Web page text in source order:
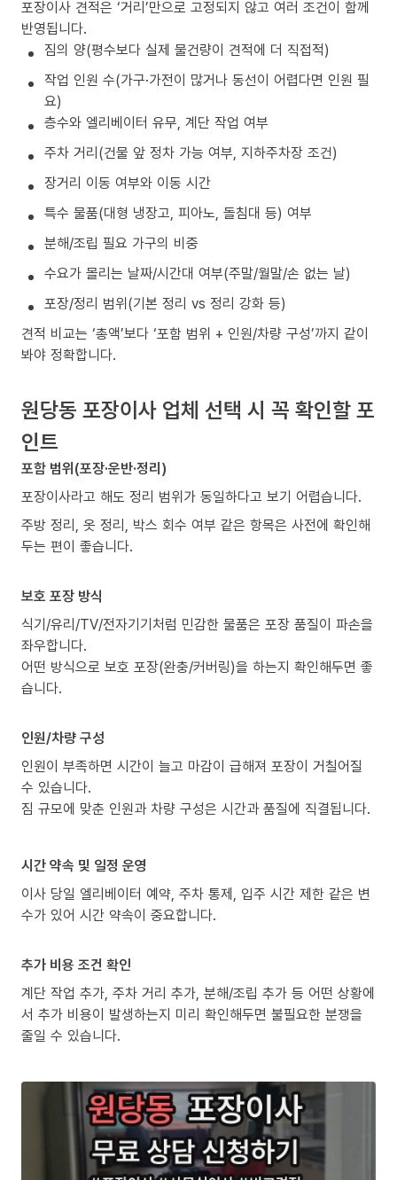
포장이사 견적은 ‘거리’만으로 고정되지 않고 여러 조건이 함께
반영됩니다.
짐의 양(평수보다 실제 물건량이 견적에 더 직접적)
작업 인원 수(가구·가전이 많거나 동선이 어렵다면 인원 필
요)
층수와 엘리베이터 유무, 계단 작업 여부
주차 거리(건물 앞 정차 가능 여부, 지하주차장 조건)
장거리 이동 여부와 이동 시간
특수 물품(대형 냉장고, 피아노, 돌침대 등) 여부
분해/조립 필요 가구의 비중
수요가 몰리는 날짜/시간대 여부(주말/월말/손 없는 날)
포장/정리 범위(기본 정리 vs 정리 강화 등)
견적 비교는 ‘총액’보다 ‘포함 범위 + 인원/차량 구성’까지 같이
봐야 정확합니다.
원당동 포장이사 업체 선택 시 꼭 확인할 포
인트
포함 범위(포장·운반·정리)
포장이사라고 해도 정리 범위가 동일하다고 보기 어렵습니다.
주방 정리, 옷 정리, 박스 회수 여부 같은 항목은 사전에 확인해
두는 편이 좋습니다.
보호 포장 방식
식기/유리/TV/전자기기처럼 민감한 물품은 포장 품질이 파손을
좌우합니다.
어떤 방식으로 보호 포장(완충/커버링)을 하는지 확인해두면 좋
습니다.
인원/차량 구성
인원이 부족하면 시간이 늘고 마감이 급해져 포장이 거칠어질
수 있습니다.
짐 규모에 맞춘 인원과 차량 구성은 시간과 품질에 직결됩니다.
시간 약속 및 일정 운영
이사 당일 엘리베이터 예약, 주차 통제, 입주 시간 제한 같은 변
수가 있어 시간 약속이 중요합니다.
추가 비용 조건 확인
계단 작업 추가, 주차 거리 추가, 분해/조립 추가 등 어떤 상황에
서 추가 비용이 발생하는지 미리 확인해두면 불필요한 분쟁을
줄일 수 있습니다.